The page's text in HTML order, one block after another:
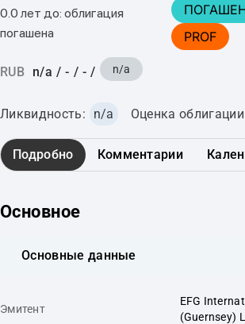
0.0 лет до: облигация
погашена
PROF
RUB n/a / - / - / n/a
Ликвидность: n/a Оценка
Подробно Комментарии
Основное
Основные данные
Эмитент
EFG
(Guernsey)